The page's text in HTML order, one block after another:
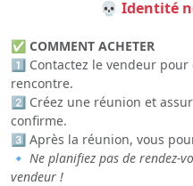
💀 Identité
✅ COMMENT ACHETER
1️⃣ Contactez le vendeur
rencontre.
2️⃣ Créez une réunion et
confirme.
3️⃣ Après la réunion, vous
🔹 Ne planifiez pas de rendez-
vendeur !